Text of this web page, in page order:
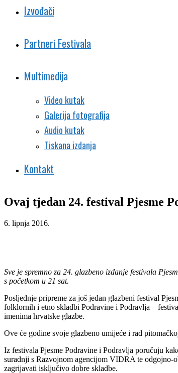
Izvođači
Partneri Festivala
Multimedija
Video kutak
Galerija fotografija
Audio kutak
Tiskana izdanja
Kontakt
Ovaj tjedan 24. festival Pjesme
6. lipnja 2016.
Sve je spremno za 24. glazbeno izdanje festivala
s početkom u 21 sat.
Posljednje pripreme za još jedan glazbeni festival
folklornih i etno skladbi Podravine i Podravlja –
imenima hrvatske glazbe.
Ove će godine svoje glazbeno umijeće i rad
Iz festivala Pjesme Podravine i Podravlja poručuju
suradnji s Razvojnom agencijom VIDRA te odgojno-
zagrijavati isključivo dobre skladbe.